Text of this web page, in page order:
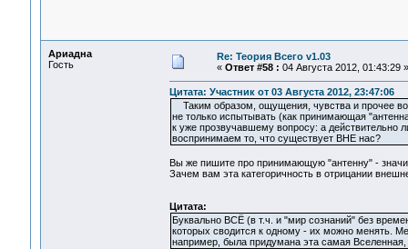
Ариадна
Гость
Re: Теория Всего v1.03
« Ответ #58 : 04 Августа 2012, 01:43:29 »
Цитата: Участник от 03 Августа 2012, 23:47:06
Таким образом, ощущения, чувства и прочее
не только испытывать (как принимающая
к уже прозвучавшему вопросу: а действительно
воспринимаем то, что существует ВНЕ нас?
Вы же пишите про принимающую "антенну" -
Зачем вам эта категоричность в отрицании
Цитата:
Буквально ВСЁ (в т.ч. и "мир сознаний" без
которых сводится к одному - их можно менять.
например, была придумана эта самая